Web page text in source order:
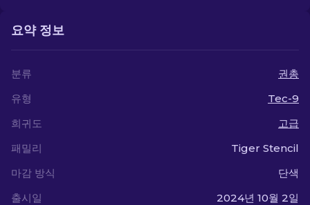
요약 정보
분류
권총
유형
Tec-9
희귀도
고급
패밀리
Tiger Stencil
마감 방식
단색
출시일
2024년 10월 2일